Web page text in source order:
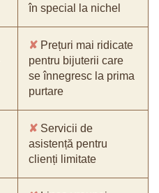
în special la nichel
✘ Prețuri mai ridicate
pentru bijuterii care
se înnegresc la prima
purtare
✘ Servicii de
asistență pentru
clienți limitate